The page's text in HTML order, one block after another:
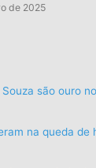
de 2025
são ouro
na queda de